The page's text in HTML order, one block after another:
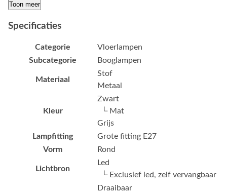
Toon meer
Specificaties
Categorie
Vloerlampen
Subcategorie
Booglampen
Materiaal
Stof
Metaal
Kleur
Zwart
└ Mat
Grijs
Lampfitting
Grote fitting E27
Vorm
Rond
Lichtbron
Led
└ Exclusief led, zelf vervangbaar
Draaibaar